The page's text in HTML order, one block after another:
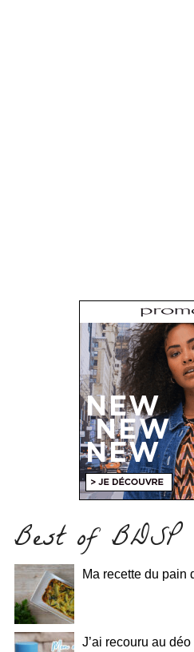
Best of BDSP
Ma recette du pain
J’ai recouru au